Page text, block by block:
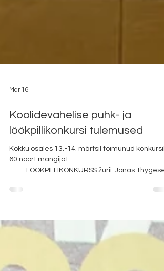
Koolidevahelise puhk- ja
löökpillikonkursi tulemused
60 noort mängijat
----- LÖÖKPILLIKONKURSS žürii: Jonas
vanuseaste: II koht - Kirke Marran, Heino Elleri
Muusikakool, õpetaja Heigo Rosin /
kontsertmeister Ieva Kostanda II koht - Artur
Roditšenko, Heino Elleri Muusikakool, õpetaja
Heigo Rosin / kontsertmeister Ieva Kostanda II